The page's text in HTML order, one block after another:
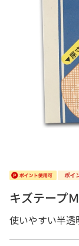
キズテープ
使いやすい半透